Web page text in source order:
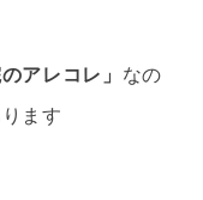
アレコレ」 なの
ます